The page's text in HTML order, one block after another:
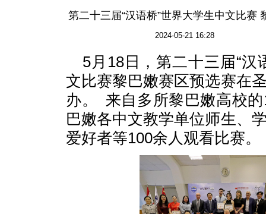
第二十三届“汉语桥”世界大学生中文比赛
2024-05-21 16:28
5月18日，第二十三届“汉
文比赛黎巴嫩赛区预选赛在
办。 来自多所黎巴嫩高校
巴嫩各中文教学单位师生、
爱好者等100余人观看比赛。